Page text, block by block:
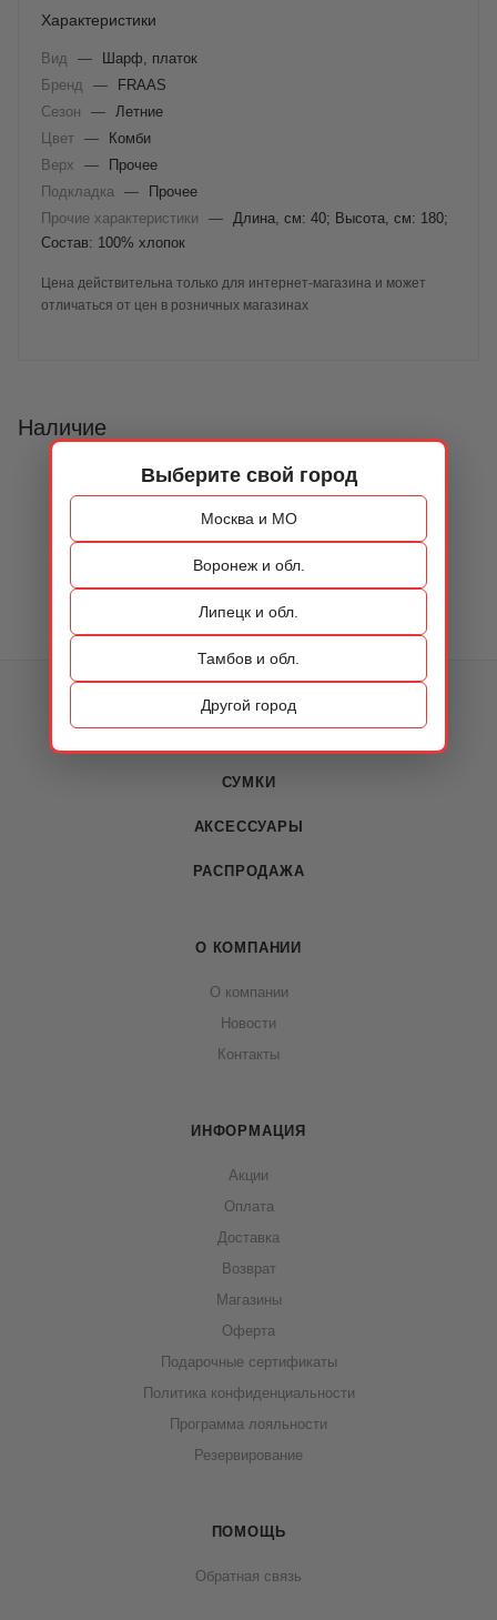
Выберите свой город
Москва и МО
Воронеж и обл.
Липецк и обл.
Тамбов и обл.
Другой город
Характеристики
Вид —
Шарф, платок
Бренд
—
FRAAS
Сезон
—
Летние
Цвет —
Комби
Верх
—
Прочее
Подкладка
—
Прочее
Прочие характеристики
—
Длина, см: 40; Высота, см: 180;
Состав: 100% хлопок
Цена действительна только для интернет-магазина и может
отличаться от цен в розничных магазинах
Наличие
СУМКИ
АКСЕССУАРЫ
РАСПРОДАЖА
О КОМПАНИИ
О компании
Новости
Контакты
ИНФОРМАЦИЯ
Акции
Оплата
Доставка
Возврат
Магазины
Оферта
Подарочные сертификаты
Политика конфиденциальности
Программа лояльности
Резервирование
ПОМОЩЬ
Обратная связь